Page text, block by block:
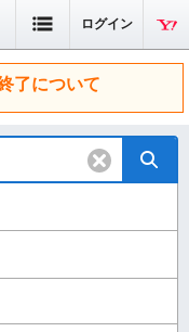
ログイン
了について